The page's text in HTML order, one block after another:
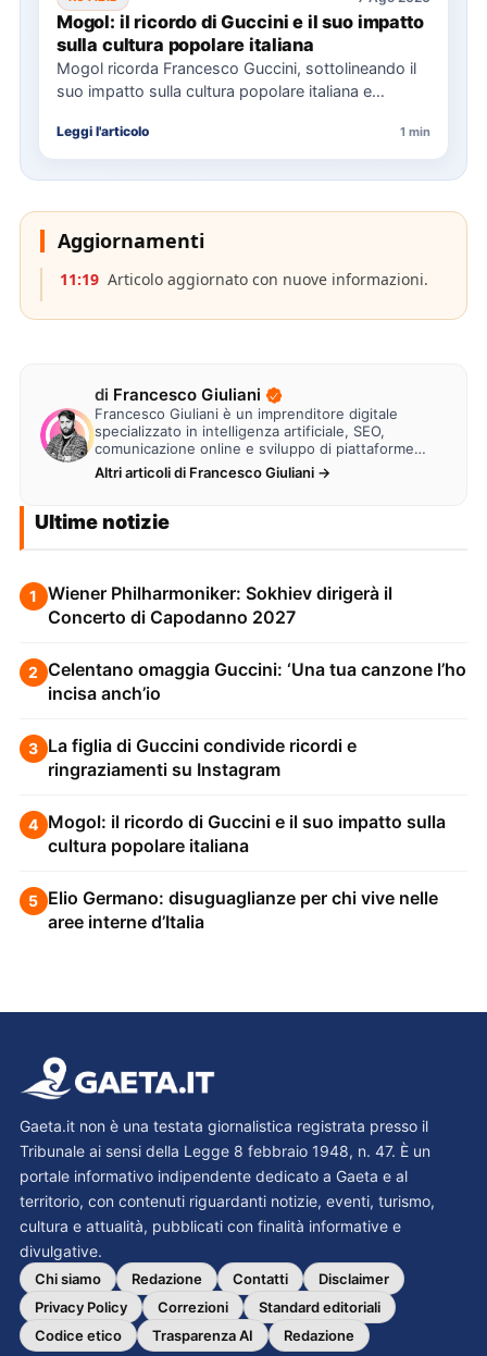
Mogol: il ricordo di Guccini e il suo impatto
sulla cultura popolare italiana
Mogol ricorda Francesco Guccini, sottolineando il
suo impatto sulla cultura popolare italiana e
Leggi l'articolo 1 min
Aggiornamenti
11:19 Articolo aggiornato con nuove informazioni.
di Francesco Giuliani
Francesco Giuliani è un imprenditore digitale
specializzato in intelligenza artificiale, SEO,
comunicazione online e sviluppo di piattaforme
web. Lavora alla creazione di…
Altri articoli di Francesco Giuliani →
Ultime notizie
1
Wiener Philharmoniker: Sokhiev dirigerà il
Concerto di Capodanno 2027
2 Celentano omaggia Guccini: ‘Una tua canzone l’ho
incisa anch’io
3 La figlia di Guccini condivide ricordi e
ringraziamenti su Instagram
4 Mogol: il ricordo di Guccini e il suo impatto sulla
cultura popolare italiana
5 Elio Germano: disuguaglianze per chi vive nelle
aree interne d’Italia
Gaeta.it non è una testata giornalistica registrata presso il
Tribunale ai sensi della Legge 8 febbraio 1948, n. 47. È un
portale informativo indipendente dedicato a Gaeta e al
territorio, con contenuti riguardanti notizie, eventi, turismo,
cultura e attualità, pubblicati con finalità informative e
divulgative.
Chi siamo Redazione Contatti
Disclaimer
Privacy Policy
Correzioni
Standard editoriali
Codice etico
Trasparenza AI Redazione